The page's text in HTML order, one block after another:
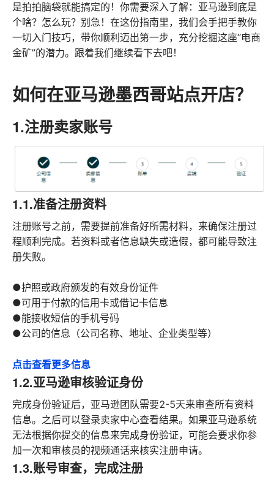
是拍拍脑袋就能搞定的！你需要深入了解：亚马逊到底是
个啥？怎么玩？别急！在这份指南里，我们会手把手教你
一切入门技巧，带你顺利迈出第一步，充分挖掘这座“电商
金矿”的潜力。跟着我们继续看下去吧！
如何在亚马逊墨西哥站点开店？
1.注册卖家账号
1.1.准备注册资料
注册账号之前，需要提前准备好所需材料，来确保注册过
程顺利完成。若资料或者信息缺失或造假，都可能导致注
册失败。
●护照或政府颁发的有效身份证件
●可用于付款的信用卡或借记卡信息
●能接收短信的手机号码
●公司的信息（公司名称、地址、企业类型等）
点击查看更多信息
1.2.亚马逊审核验证身份
完成身份验证后，亚马逊团队需要2-5天来审查所有资料
信息。之后可以登录卖家中心查看结果。如果亚马逊系统
无法根据你提交的信息来完成身份验证，可能会要求你参
加一次和审核员的视频通话来核实注册申请。
1.3.账号审查，完成注册